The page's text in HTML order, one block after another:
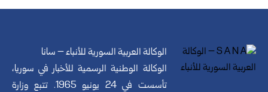
الوكالة العربية السورية للأنباء – سانا
الوكالة الوطنية الرسمية للأخبار في سوريا،
تأسست في 24 يونيو 1965. تتبع وزارة